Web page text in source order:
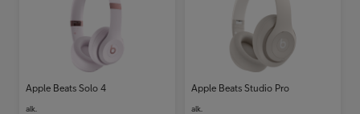
Apple Beats Solo 4
alk.
Apple Beats Studio Pro
alk.